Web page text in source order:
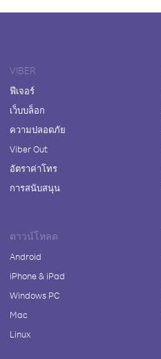
VIBER
ฟีเจอร์
เว็บบล็อก
ความปลอดภัย
Viber Out
อัตราค่าโทร
การสนับสนุน
ดาวน์โหลด
Android
iPhone & iPad
Windows PC
Mac
Linux